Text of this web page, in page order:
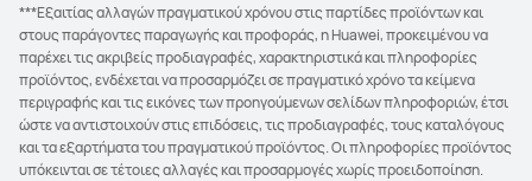
***Εξαιτίας αλλαγών πραγματικού χρόνου στις παρτίδες προϊόντων και
στους παράγοντες παραγωγής και προφοράς, η Huawei, προκειμένου να
παρέχει τις ακριβείς προδιαγραφές, χαρακτηριστικά και πληροφορίες
προϊόντος, ενδέχεται να προσαρμόζει σε πραγματικό χρόνο τα κείμενα
περιγραφής και τις εικόνες των προηγούμενων σελίδων πληροφοριών, έτσι
ώστε να αντιστοιχούν στις επιδόσεις, τις προδιαγραφές, τους καταλόγους
και τα εξαρτήματα του πραγματικού προϊόντος. Οι πληροφορίες προϊόντος
υπόκεινται σε τέτοιες αλλαγές και προσαρμογές χωρίς προειδοποίηση.